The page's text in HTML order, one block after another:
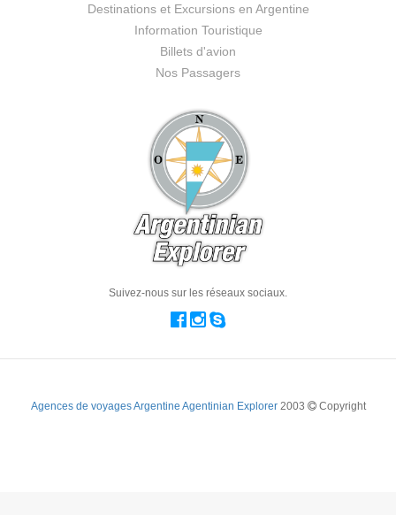
Destinations et Excursions en Argentine
Information Touristique
Billets d'avion
Nos Passagers
Suivez-nous sur les réseaux sociaux.
Agences de voyages Argentine Agentinian Explorer2003 Copyright